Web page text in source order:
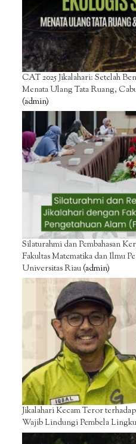
CAT 2025 Jikalahari: Setelah
Menata Ulang Tata Ruang,
(admin)
Silaturahmi dan Pembahasan
Fakultas Matematika dan Ilmu
Universitas Riau(admin)
Jikalahari Kecam Teror
Wajib Lindungi Pembela